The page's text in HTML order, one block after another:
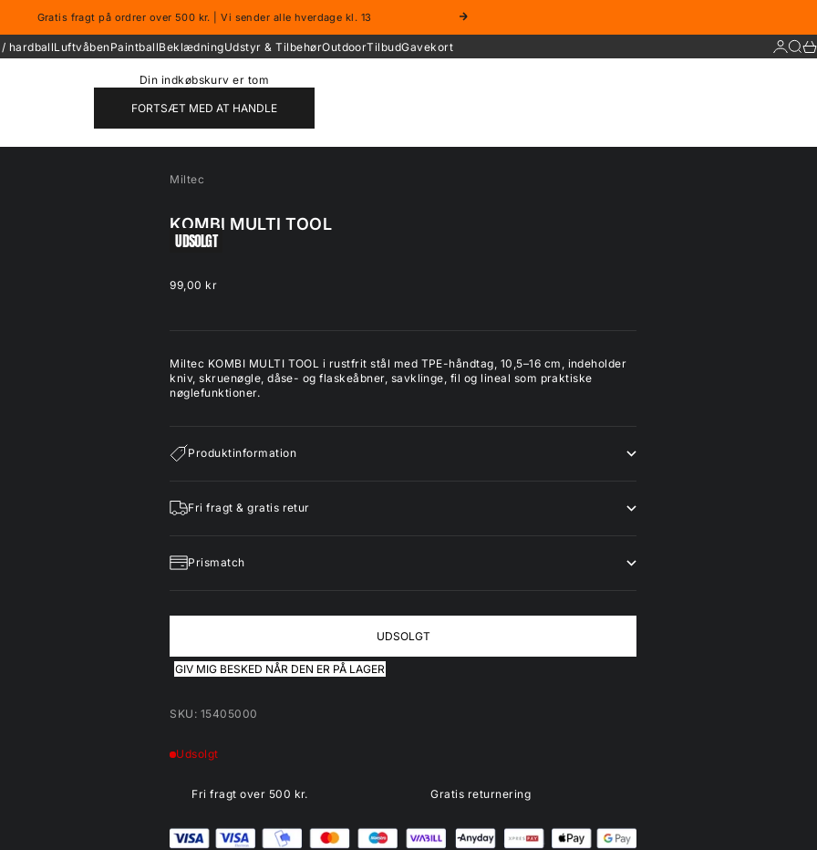
Gratis fragt på ordrer over 500 kr. | Vi sender alle hverdage kl. 13 Næste
hardballLuftvåbenPaintballBeklædningUdstyr & TilbehørOutdoorTilbudGavekort Log ind
Søg
Din indkøbskurv er tom
FORTSÆT MED AT HANDLE
Miltec
KOMBI MULTI TOOL
UDSOLGT
Salgspris
99,00 kr
Miltec KOMBI MULTI TOOL i rustfrit stål med TPE-håndtag, 10,5–16 cm, indeholder
kniv, skruenøgle, dåse- og flaskeåbner, savklinge, fil og lineal som praktiske
nøglefunktioner.
Produktinformation
Fri fragt & gratis retur
Prismatch
UDSOLGT
GIV MIG BESKED NÅR DEN ER PÅ LAGER
SKU: 15405000
Udsolgt
Fri fragt over 500 kr. Gratis returnering